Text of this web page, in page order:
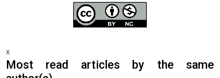
x
Most read articles by the same